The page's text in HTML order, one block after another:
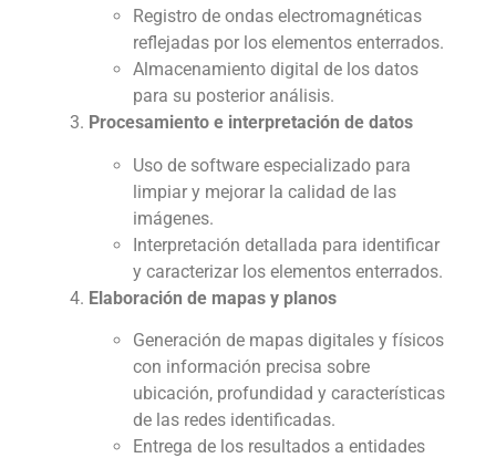
Registro de ondas electromagnéticas
reflejadas por los elementos enterrados.
Almacenamiento digital de los datos
para su posterior análisis.
Procesamiento e interpretación de datos
Uso de software especializado para
limpiar y mejorar la calidad de las
imágenes.
Interpretación detallada para identificar
y caracterizar los elementos enterrados.
Elaboración de mapas y planos
Generación de mapas digitales y físicos
con información precisa sobre
ubicación, profundidad y características
de las redes identificadas.
Entrega de los resultados a entidades